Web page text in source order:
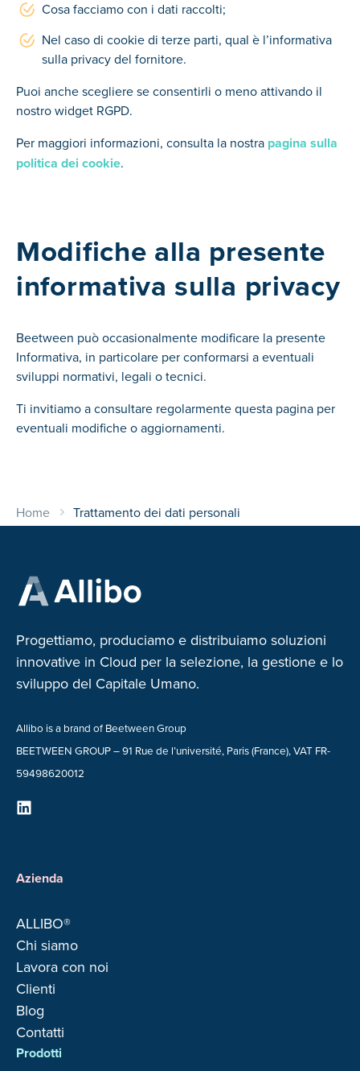
Cosa facciamo con i dati raccolti;
Nel caso di cookie di terze parti, qual è l’informativa
sulla privacy del fornitore.
Puoi anche scegliere se consentirli o meno attivando il
nostro widget RGPD.
Per maggiori informazioni, consulta la nostra pagina sulla
politica dei cookie.
Modifiche alla presente
informativa sulla privacy
Beetween può occasionalmente modificare la presente
Informativa, in particolare per conformarsi a eventuali
sviluppi normativi, legali o tecnici.
Ti invitiamo a consultare regolarmente questa pagina per
eventuali modifiche o aggiornamenti.
Home Trattamento dei dati personali
Progettiamo, produciamo e distribuiamo soluzioni
innovative in Cloud per la selezione, la gestione e lo
sviluppo del Capitale Umano.
Allibo is a brand of Beetween Group
BEETWEEN GROUP – 91 Rue de l’université, Paris (France), VAT FR-
59498620012
Azienda
ALLIBO®
Chi siamo
Lavora con noi
Clienti
Blog
Contatti
Prodotti